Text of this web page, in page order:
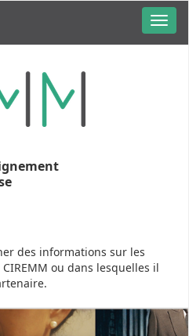
des informations sur les
ou dans lesquelles il